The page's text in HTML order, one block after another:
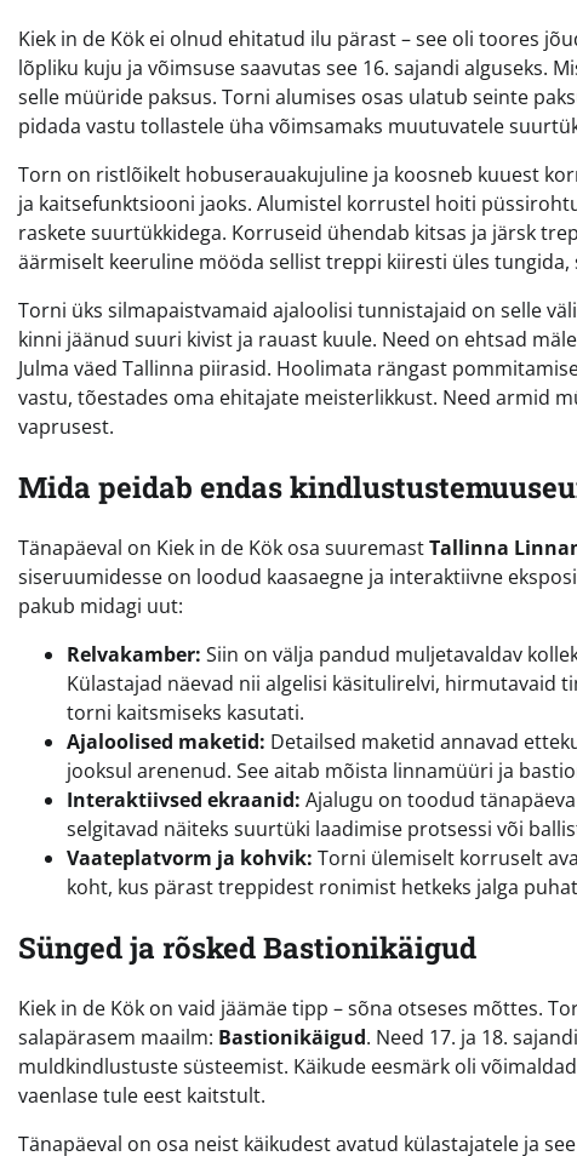
Kiek in de Kök ei olnud ehitatud ilu pärast – see oli toores
lõpliku kuju ja võimsuse saavutas see 16. sajandi alguseks.
selle müüride paksus. Torni alumises osas ulatub seinte
pidada vastu tollastele üha võimsamaks muutuvatele
Torn on ristlõikelt hobuserauakujuline ja koosneb kuuest
ja kaitsefunktsiooni jaoks. Alumistel korrustel hoiti
raskete suurtükkidega. Korruseid ühendab kitsas ja järsk
äärmiselt keeruline mööda sellist treppi kiiresti üles
Torni üks silmapaistvamaid ajaloolisi tunnistajaid on selle
kinni jäänud suuri kivist ja rauast kuule. Need on ehtsad
Julma väed Tallinna piirasid. Hoolimata rängast
vastu, tõestades oma ehitajate meisterlikkust. Need armid
vaprusest.
Mida peidab endas
Tänapäeval on Kiek in de Kök osa suuremastTallinna
siseruumidesse on loodud kaasaegne ja interaktiivne
pakub midagi uut:
Relvakamber: Siin on välja pandud muljetavaldav
Külastajad näevad nii algelisi käsitulirelvi, hirmutavaid
torni kaitsmiseks kasutati.
Ajaloolised maketid: Detailsed maketid annavad
jooksul arenenud. See aitab mõista linnamüüri ja
Interaktiivsed ekraanid: Ajalugu on toodud
selgitavad näiteks suurtüki laadimise protsessi või
Vaateplatvorm ja kohvik: Torni ülemiselt korruselt
koht, kus pärast treppidest ronimist hetkeks jalga
Sünged ja rõsked Bastionikäigud
Kiek in de Kök on vaid jäämäe tipp – sõna otseses mõttes.
salapärasem maailm: Bastionikäigud. Need 17. ja 18.
muldkindlustuste süsteemist. Käikude eesmärk oli
vaenlase tule eest kaitstult.
Tänapäeval on osa neist käikudest avatud külastajatele ja